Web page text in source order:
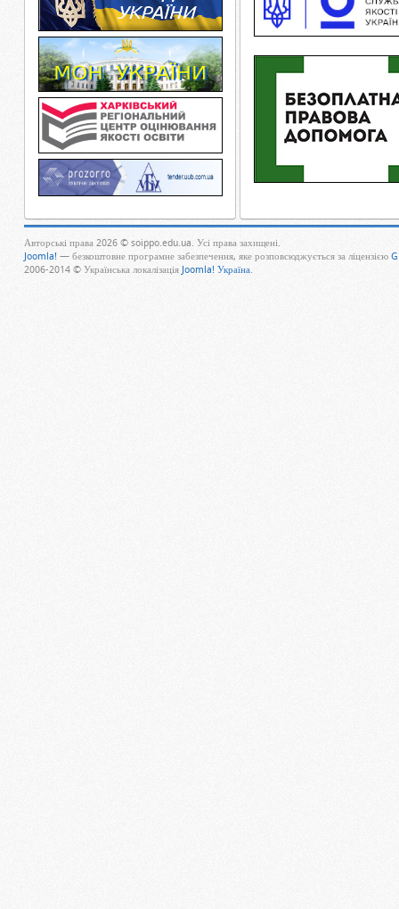
Авторські права 2026 © soippo.edu.ua. Усі права захищені.
Joomla! — безкоштовне програмне забезпечення, яке розповсюджується за ліцензією
2006-2014 © Українська локалізація Joomla! Україна.